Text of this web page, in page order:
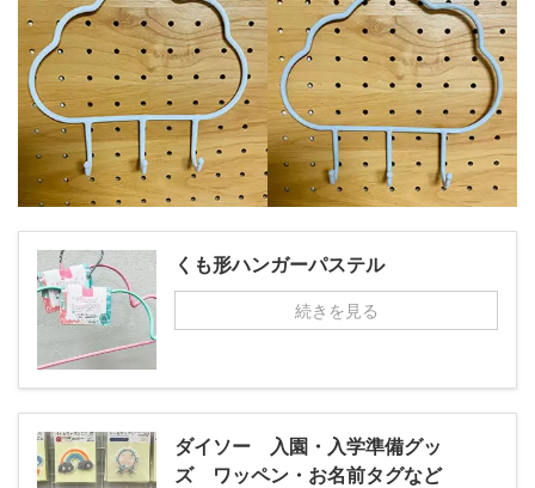
くも形ハンガーパステル
続きを見る
ダイソー 入園・入学準備グッ
ズ ワッペン・お名前タグなど